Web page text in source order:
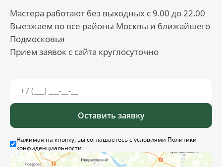
Мастера работают без выходных с 9.00 до 22.00
Выезжаем во все районы Москвы и ближайшего
Подмосковья
Прием заявок с сайта круглосуточно
Оставить заявку
Нажимая на кнопку, вы соглашаетесь с условиями Политики
конфиденциальности